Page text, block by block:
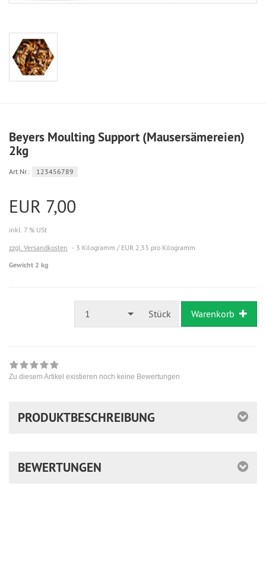
Beyers Moulting Support (Mausersämereien)
2kg
Art.Nr.: 123456789
EUR 7,00
inkl. 7 % USt
zzgl. Versandkosten
3 Kilogramm / EUR 2,33 pro Kilogramm
Gewicht 2 kg
1 Stück Warenkorb
Zu diesem Artikel existieren noch keine Bewertungen
PRODUKTBESCHREIBUNG
BEWERTUNGEN